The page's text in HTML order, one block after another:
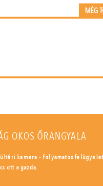
MÉG
OKOS ŐRANGYALA
kamera - Folyamatos felügyelet
ott a gazda.